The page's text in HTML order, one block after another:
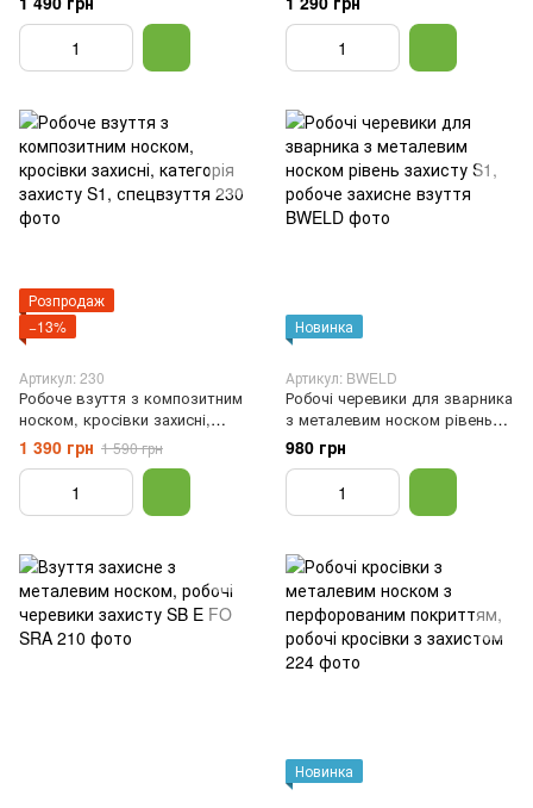
Розпродаж
−13%
Артикул: 230
Робоче взуття з композитним
носком, кросівки захисні,
категорія захисту S1,
спецвзуття, Сірий, 42
1 390 грн 1 590 грн
Новинка
Артикул: BWELD
Робочі черевики для зварника
з металевим носком рівень
захисту S1, робоче захисне
взуття, Чорний, 41
980 грн
Новинка